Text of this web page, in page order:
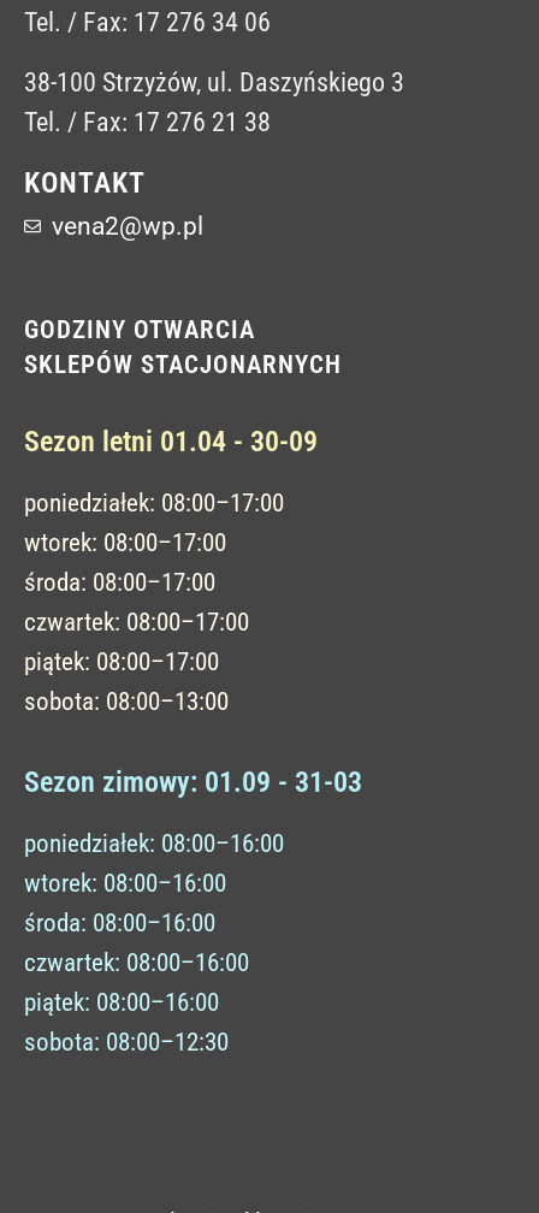
Tel. / Fax: 17 276 34 06
38-100 Strzyżów, ul. Daszyńskiego 3
Tel. / Fax: 17 276 21 38
KONTAKT
vena2@wp.pl
GODZINY OTWARCIA
SKLEPÓW STACJONARNYCH
Sezon letni 01.04 - 30-09
poniedziałek: 08:00–17:00
wtorek: 08:00–17:00
środa: 08:00–17:00
czwartek: 08:00–17:00
piątek: 08:00–17:00
sobota: 08:00–13:00
Sezon zimowy: 01.09 - 31-03
poniedziałek: 08:00–16:00
wtorek: 08:00–16:00
środa: 08:00–16:00
czwartek: 08:00–16:00
piątek: 08:00–16:00
sobota: 08:00–12:30